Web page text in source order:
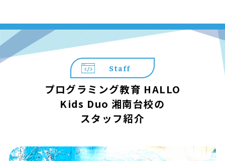
Staff
プログラミング教育 HALLO
Kids Duo 湘南台校の
スタッフ紹介